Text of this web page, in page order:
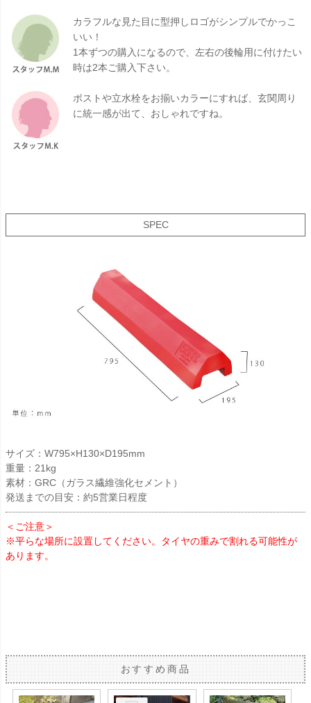
カラフルな見た目に型押しロゴがシンプルでかっこ
いい！
1本ずつの購入になるので、左右の後輪用に付けたい
時は2本ご購入下さい。
ポストや立水栓をお揃いカラーにすれば、玄関周り
に統一感が出て、おしゃれですね。
SPEC
サイズ：W795×H130×D195mm
重量：21kg
素材：GRC（ガラス繊維強化セメント）
発送までの目安：約5営業日程度
＜ご注意＞
※平らな場所に設置してください。タイヤの重みで割れる可能性が
あります。
おすすめ商品